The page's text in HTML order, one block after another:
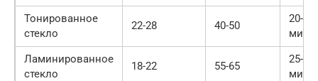
Тонированное
стекло
22-28 40-50
20-25
Ламинированное
стекло
18-22 55-65
25-30